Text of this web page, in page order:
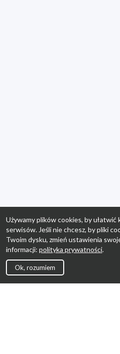
Używamy plików cookies, by ułatwić
serwisów. Jeśli nie chcesz, by pliki
Twoim dysku, zmień ustawienia
informacji: polityka prywatności.
Ok, rozumiem